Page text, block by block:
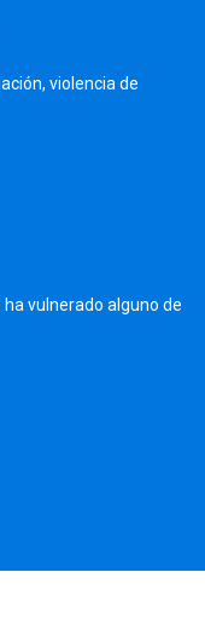
violencia de
vulnerado alguno de